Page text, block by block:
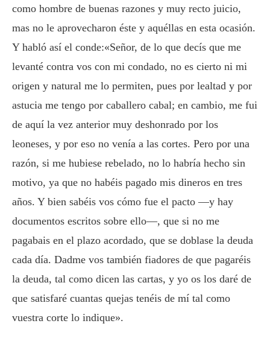
como hombre de buenas razones y muy recto juicio,
mas no le aprovecharon éste y aquéllas en esta ocasión.
Y habló así el conde:«Señor, de lo que decís que me
levanté contra vos con mi condado, no es cierto ni mi
origen y natural me lo permiten, pues por lealtad y por
astucia me tengo por caballero cabal; en cambio, me fui
de aquí la vez anterior muy deshonrado por los
leoneses, y por eso no venía a las cortes. Pero por una
razón, si me hubiese rebelado, no lo habría hecho sin
motivo, ya que no habéis pagado mis dineros en tres
años. Y bien sabéis vos cómo fue el pacto —y hay
documentos escritos sobre ello—, que si no me
pagabais en el plazo acordado, que se doblase la deuda
cada día. Dadme vos también fiadores de que pagaréis
la deuda, tal como dicen las cartas, y yo os los daré de
que satisfaré cuantas quejas tenéis de mí tal como
vuestra corte lo indique».